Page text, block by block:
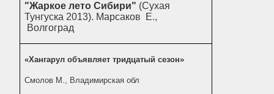
"Жаркое лето Сибири" (Сухая
Тунгуска 2013). Марсаков Е.,
Волгоград
«Хангарул объявляет тридцатый сезон»
Смолов М., Владимирская обл